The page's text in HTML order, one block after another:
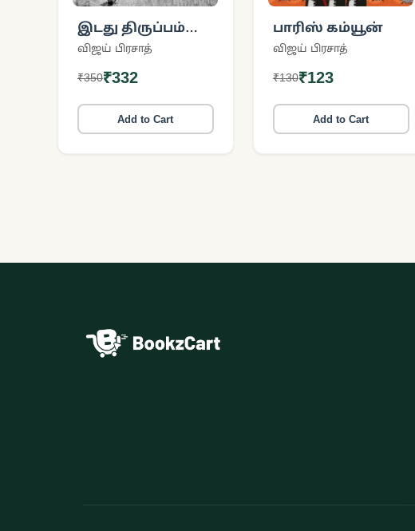
இடது திருப்பம்
எளிதல்ல
விஜய் பிரசாத்
₹350₹332
Add to Cart
பாரிஸ் கம்யூன்
விஜய் பிரசாத்
₹130₹123
Add to Cart